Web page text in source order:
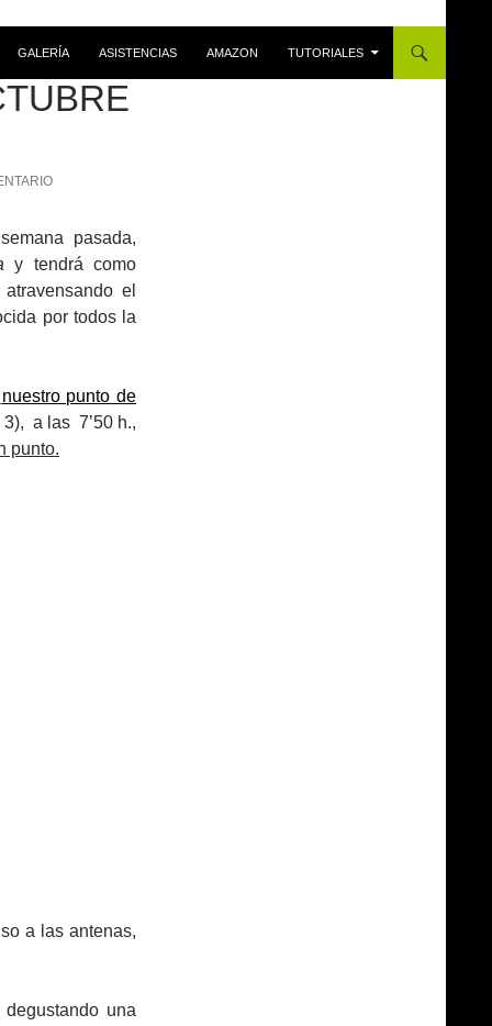
GALERÍA ASISTENCIAS AMAZON TUTORIALES
pasada,
y tendrá como
atravensando el
por todos la
nuestro punto de
a las 7’50 h.,
punto.
a las antenas,
una